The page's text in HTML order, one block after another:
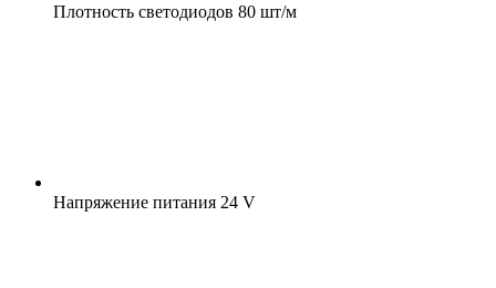
Плотность светодиодов 80 шт/м
Напряжение питания 24 V